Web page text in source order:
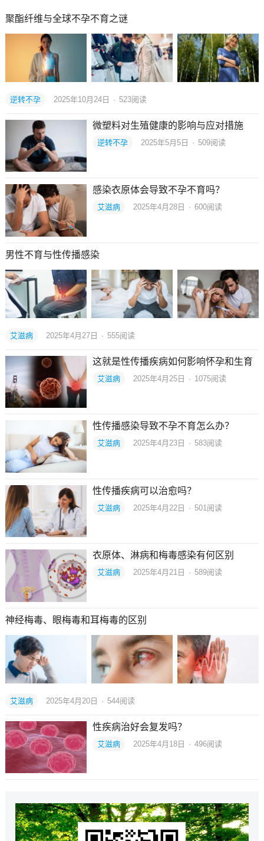
聚酯纤维与全球不孕不育之谜
逆转不孕 2025年10月24日 · 523阅读
微塑料对生殖健康的影响与应对措施
逆转不孕 2025年5月5日 · 509阅读
感染衣原体会导致不孕不育吗？
艾滋病 2025年4月28日 · 600阅读
男性不育与性传播感染
艾滋病 2025年4月27日 · 555阅读
这就是性传播疾病如何影响怀孕和生育
艾滋病 2025年4月25日 · 1075阅读
性传播感染导致不孕不育怎么办？
艾滋病 2025年4月23日 · 583阅读
性传播疾病可以治愈吗？
艾滋病 2025年4月22日 · 501 阅读
衣原体、淋病和梅毒感染有何区别
艾滋病 2025年4月21日 · 589阅读
神经梅毒、眼梅毒和耳梅毒的区别
艾滋病 2025年4月20日 · 544阅读
性疾病治好会复发吗？
艾滋病 2025年4月18日 · 496阅读